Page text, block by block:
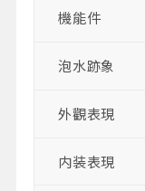
機能件
泡水跡象
外觀表現
内装表現